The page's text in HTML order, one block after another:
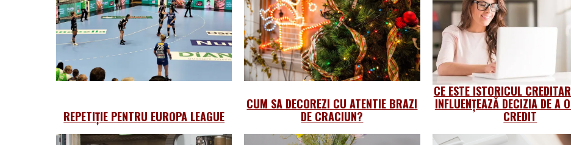
REPETIȚIE PENTRU EUROPA LEAGUE
CUM SA DECOREZI CU ATENTIE BRAZI
DE CRACIUN?
CE ESTE ISTORICUL
INFLUENȚEAZĂ DECIZIA DE A
CREDIT